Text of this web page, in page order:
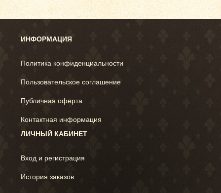
ИНФОРМАЦИЯ
Политика конфиденциальности
Пользовательское соглашение
Публичная оферта
Контактная информация
ЛИЧНЫЙ КАБИНЕТ
Вход и регистрация
История заказов